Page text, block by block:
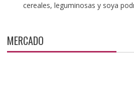
cereales, leguminosas y soya
MERCADO